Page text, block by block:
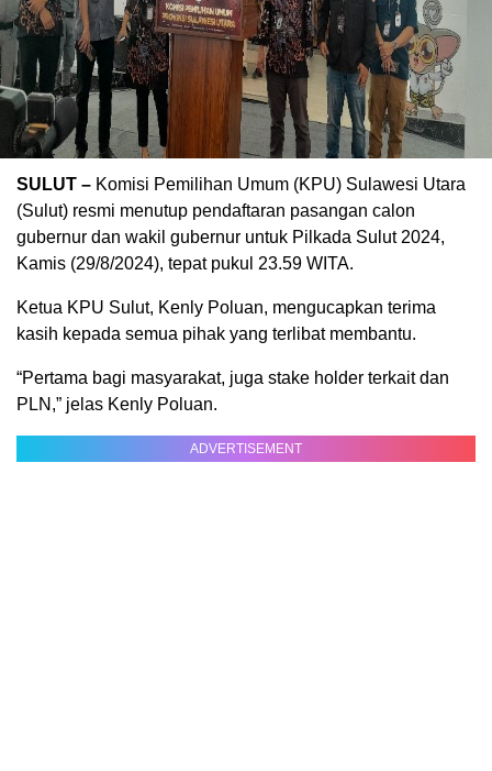
SULUT – Komisi Pemilihan Umum (KPU) Sulawesi Utara
(Sulut) resmi menutup pendaftaran pasangan calon
gubernur dan wakil gubernur untuk Pilkada Sulut 2024,
Kamis (29/8/2024), tepat pukul 23.59 WITA.
Ketua KPU Sulut, Kenly Poluan, mengucapkan terima
kasih kepada semua pihak yang terlibat membantu.
“Pertama bagi masyarakat, juga stake holder terkait dan
PLN,” jelas Kenly Poluan.
ADVERTISEMENT